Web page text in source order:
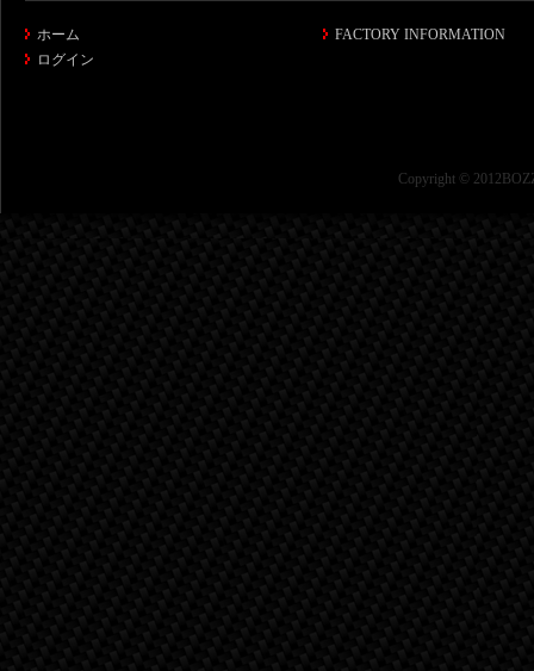
ホーム
ログイン
FACTORY INFORMATION
Copyright ©